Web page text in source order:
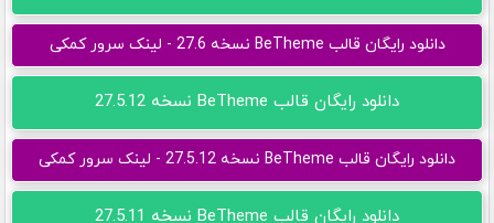
دانلود رایگان قالب BeTheme نسخه 27.6 - لینک سرور کمکی
دانلود رایگان قالب BeTheme نسخه 27.5.12
دانلود رایگان قالب BeTheme نسخه 27.5.12 - لینک سرور کمکی
دانلود رایگان قالب BeTheme نسخه 27.5.11